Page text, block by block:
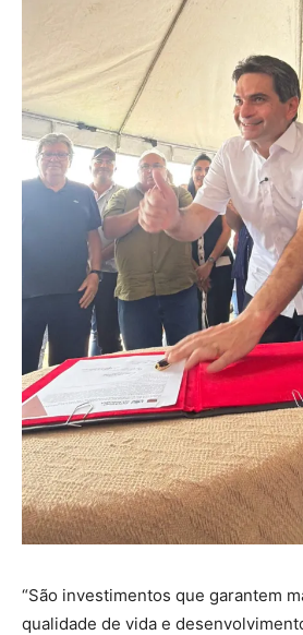
“São investimentos que garantem
qualidade de vida e